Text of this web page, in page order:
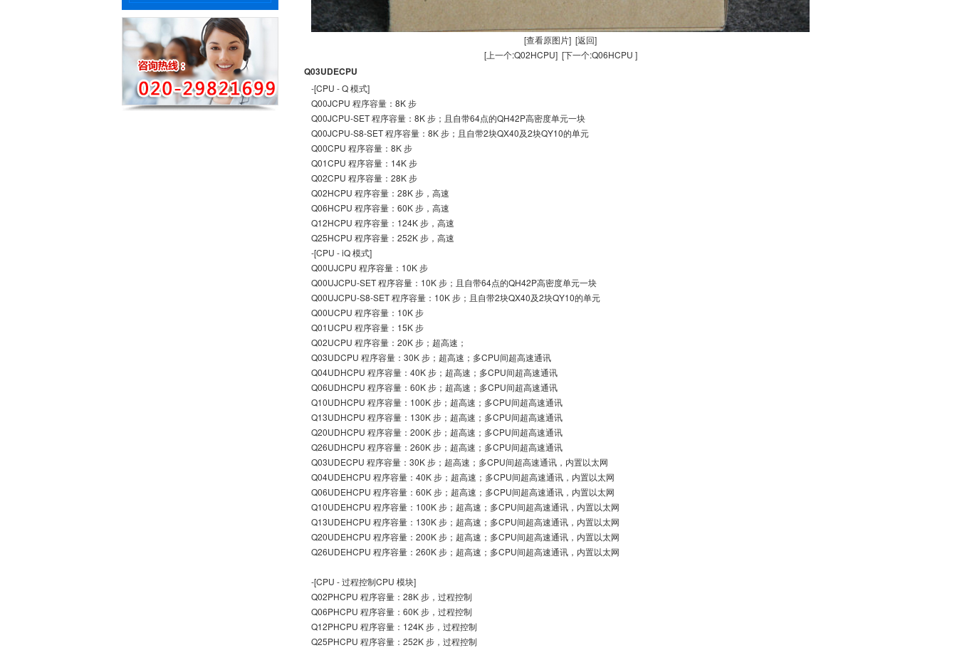
[查看原图片] [返回]
[上一个:Q02HCPU] [下一个:Q06HCPU ]
Q03UDECPU
-[CPU - Q 模式]
Q00JCPU 程序容量：8K 步
Q00JCPU-SET 程序容量：8K 步；且自带64点的QH42P高密度单元一块
Q00JCPU-S8-SET 程序容量：8K 步；且自带2块QX40及2块QY10的单元
Q00CPU 程序容量：8K 步
Q01CPU 程序容量：14K 步
Q02CPU 程序容量：28K 步
Q02HCPU 程序容量：28K 步，高速
Q06HCPU 程序容量：60K 步，高速
Q12HCPU 程序容量：124K 步，高速
Q25HCPU 程序容量：252K 步，高速
-[CPU - iQ 模式]
Q00UJCPU 程序容量：10K 步
Q00UJCPU-SET 程序容量：10K 步；且自带64点的QH42P高密度单元一块
Q00UJCPU-S8-SET 程序容量：10K 步；且自带2块QX40及2块QY10的单元
Q00UCPU 程序容量：10K 步
Q01UCPU 程序容量：15K 步
Q02UCPU 程序容量：20K 步；超高速；
Q03UDCPU 程序容量：30K 步；超高速；多CPU间超高速通讯
Q04UDHCPU 程序容量：40K 步；超高速；多CPU间超高速通讯
Q06UDHCPU 程序容量：60K 步；超高速；多CPU间超高速通讯
Q10UDHCPU 程序容量：100K 步；超高速；多CPU间超高速通讯
Q13UDHCPU 程序容量：130K 步；超高速；多CPU间超高速通讯
Q20UDHCPU 程序容量：200K 步；超高速；多CPU间超高速通讯
Q26UDHCPU 程序容量：260K 步；超高速；多CPU间超高速通讯
Q03UDECPU 程序容量：30K 步；超高速；多CPU间超高速通讯，内置以太网
Q04UDEHCPU 程序容量：40K 步；超高速；多CPU间超高速通讯，内置以太网
Q06UDEHCPU 程序容量：60K 步；超高速；多CPU间超高速通讯，内置以太网
Q10UDEHCPU 程序容量：100K 步；超高速；多CPU间超高速通讯，内置以太网
Q13UDEHCPU 程序容量：130K 步；超高速；多CPU间超高速通讯，内置以太网
Q20UDEHCPU 程序容量：200K 步；超高速；多CPU间超高速通讯，内置以太网
Q26UDEHCPU 程序容量：260K 步；超高速；多CPU间超高速通讯，内置以太网
-[CPU - 过程控制CPU 模块]
Q02PHCPU 程序容量：28K 步，过程控制
Q06PHCPU 程序容量：60K 步，过程控制
Q12PHCPU 程序容量：124K 步，过程控制
Q25PHCPU 程序容量：252K 步，过程控制